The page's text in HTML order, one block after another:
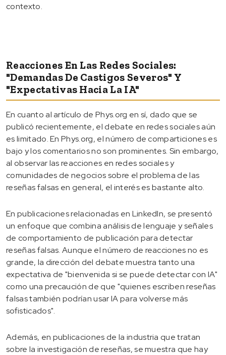
contexto.
Reacciones En Las Redes Sociales:
"Demandas De Castigos Severos" Y
"Expectativas Hacia La IA"
En cuanto al artículo de Phys.org en sí, dado que se
publicó recientemente, el debate en redes sociales aún
es limitado. En Phys.org, el número de comparticiones es
bajo y los comentarios no son prominentes. Sin embargo,
al observar las reacciones en redes sociales y
comunidades de negocios sobre el problema de las
reseñas falsas en general, el interés es bastante alto.
En publicaciones relacionadas en LinkedIn, se presentó
un enfoque que combina análisis de lenguaje y señales
de comportamiento de publicación para detectar
reseñas falsas. Aunque el número de reacciones no es
grande, la dirección del debate muestra tanto una
expectativa de "bienvenida si se puede detectar con IA"
como una precaución de que "quienes escriben reseñas
falsas también podrían usar IA para volverse más
sofisticados".
Además, en publicaciones de la industria que tratan
sobre la investigación de reseñas, se muestra que hay